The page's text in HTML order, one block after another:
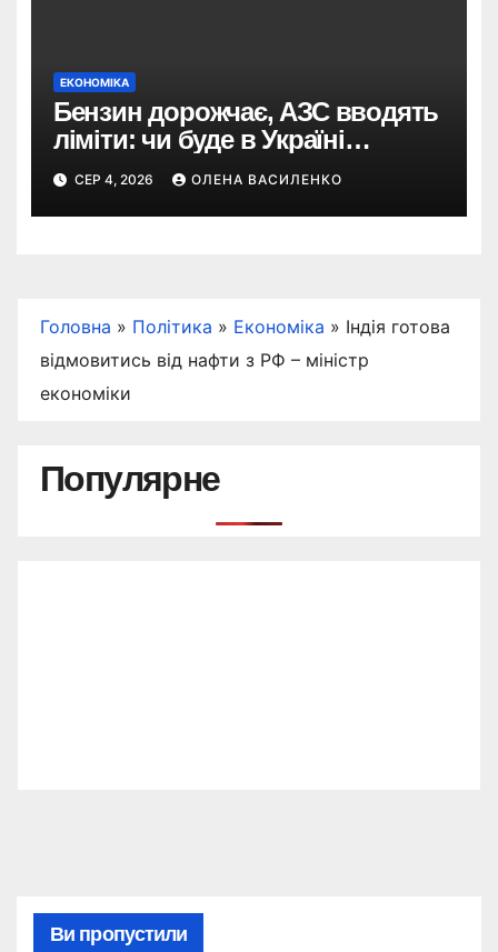
ЕКОНОМІКА
Бензин дорожчає, АЗС вводять
ліміти: чи буде в Україні
дефіцит пального
СЕР 4, 2026 ОЛЕНА ВАСИЛЕНКО
Головна » Політика » Економіка » Індія готова
відмовитись від нафти з РФ – міністр
економіки
Популярне
Ви пропустили